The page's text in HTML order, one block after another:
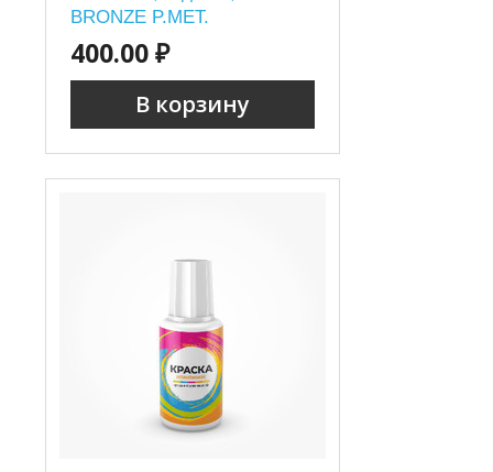
BRONZE P.MET.
400.00 ₽
В корзину